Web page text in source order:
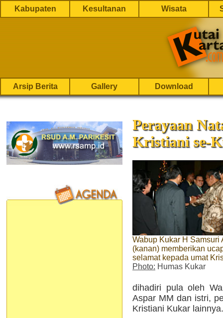
Kabupaten Kesultanan Wisata
Arsip Berita Gallery Download
Perayaan
Kristiani se-
Wabup Kukar H Samsuri
(kanan) memberikan
selamat kepada umat
Photo: Humas Kukar
dihadiri pula oleh
Aspar MM dan istri,
Kristiani Kukar lainnya.